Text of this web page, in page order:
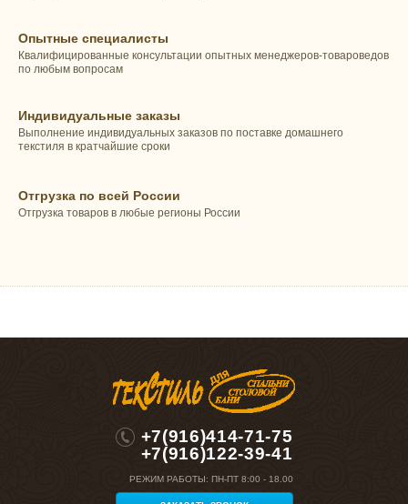
Опытные специалисты
Квалифицированные консультации опытных менеджеров-товароведов
по любым вопросам
Индивидуальные заказы
Выполнение индивидуальных заказов по поставке домашнего
текстиля в кратчайшие сроки
Отгрузка по всей России
Отгрузка товаров в любые регионы России
+7(916)414-71-75
+7(916)122-39-41
РЕЖИМ РАБОТЫ: ПН-ПТ 8:00 - 18.00